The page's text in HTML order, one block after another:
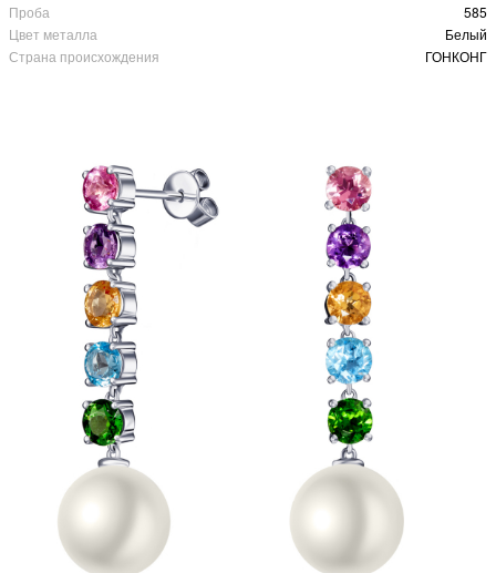
Проба
585
Цвет металла
Белый
Страна происхождения
ГОНКОНГ